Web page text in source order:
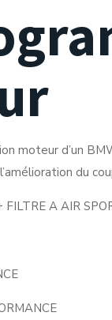
moteur d’un
du
FILTRE A AIR